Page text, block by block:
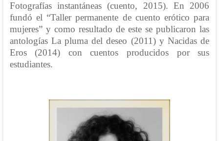
Fotografías instantáneas (cuento, 2015). En 2006
fundó el “Taller permanente de cuento erótico para
mujeres” y como resultado de este se publicaron las
antologías La pluma del deseo (2011) y Nacidas de
Eros (2014) con cuentos producidos por sus
estudiantes.